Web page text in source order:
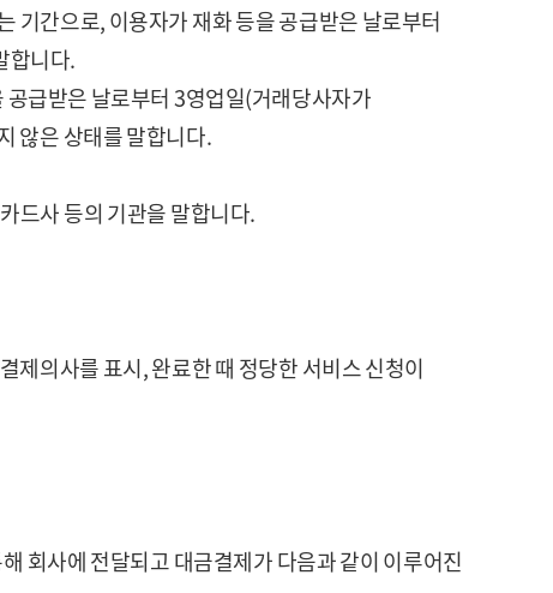
기간으로, 이용자가 재화 등을 공급받은 날로부터
합니다.
급받은 날로부터 3영업일(거래당사자가
않은 상태를 말합니다.
드사 등의 기관을 말합니다.
제의사를 표시, 완료한 때 정당한 서비스 신청이
회사에 전달되고 대금결제가 다음과 같이 이루어진